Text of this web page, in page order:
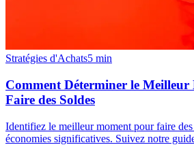
Stratégies d'Achats5 min
Comment Déterminer le
Faire des Soldes
Identifiez le meilleur moment pour faire des
économies significatives. Suivez notre